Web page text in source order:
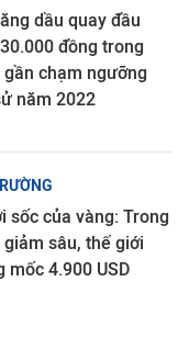
dầu quay đầu
đồng trong
gần chạm ngưỡng
năm 2022
sốc của vàng: Trong
giảm sâu, thế giới
mốc 4.900 USD